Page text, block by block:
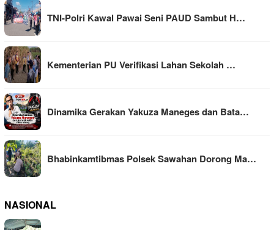
TNI-Polri Kawal Pawai Seni PAUD Sambut H…
Kementerian PU Verifikasi Lahan Sekolah …
Dinamika Gerakan Yakuza Maneges dan Bata…
Bhabinkamtibmas Polsek Sawahan Dorong Ma…
NASIONAL